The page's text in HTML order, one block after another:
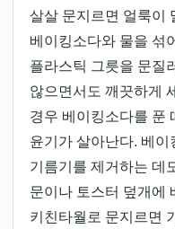
살살 문지르면 얼룩이
베이킹소다와 물을 섞
플라스틱 그릇을 문질
않으면서도 깨끗하게
경우 베이킹소다를 푼
윤기가 살아난다. 베
기름기를 제거하는 데
문이나 토스터 덮개에
키친타월로 문지르면